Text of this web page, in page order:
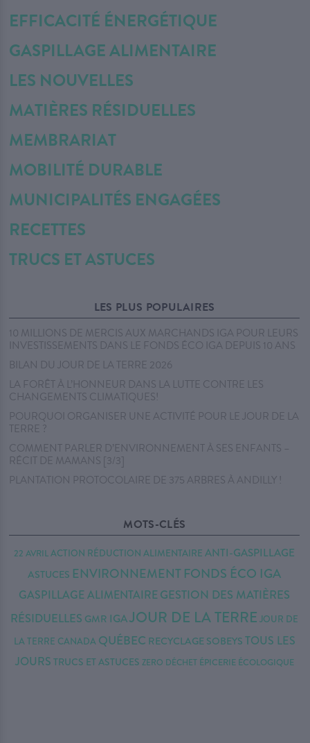
EFFICACITÉ ÉNERGÉTIQUE
GASPILLAGE ALIMENTAIRE
LES NOUVELLES
MATIÈRES RÉSIDUELLES
MEMBRARIAT
MOBILITÉ DURABLE
MUNICIPALITÉS ENGAGÉES
RECETTES
TRUCS ET ASTUCES
LES PLUS POPULAIRES
10 MILLIONS DE MERCIS AUX MARCHANDS IGA POUR LEURS
INVESTISSEMENTS DANS LE FONDS ÉCO IGA DEPUIS 10 ANS
BILAN DU JOUR DE LA TERRE 2026
LA FORÊT À L’HONNEUR DANS LA LUTTE CONTRE LES
CHANGEMENTS CLIMATIQUES!
POURQUOI ORGANISER UNE ACTIVITÉ POUR LE JOUR DE LA
TERRE ?
COMMENT PARLER D’ENVIRONNEMENT À SES ENFANTS –
RÉCIT DE MAMANS [3/3]
PLANTATION PROTOCOLAIRE DE 375 ARBRES À ANDILLY !
MOTS-CLÉS
22 AVRILACTION RÉDUCTION ALIMENTAIRE ANTI-GASPILLAGE
ASTUCES ENVIRONNEMENTFONDS ÉCO IGA
GASPILLAGE ALIMENTAIREGESTION DES MATIÈRES
RÉSIDUELLES GMR IGAJOUR DE LA TERRE JOUR DE
LA TERRE CANADA QUÉBEC RECYCLAGE SOBEYSTOUS LES
JOURS TRUCS ET ASTUCES ZERO DÉCHET ÉPICERIE ÉCOLOGIQUE